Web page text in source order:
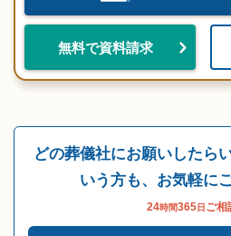
無料で資料請求
どの葬儀社にお願いしたら
いう方も、お気軽に
24時間365日 ご相